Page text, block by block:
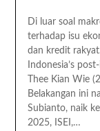
Di luar soal
terhadap isu
dan kredit
Indonesia’s
Thee Kian Wie
Belakangan ini
Subianto, naik
2025, ISEI,…